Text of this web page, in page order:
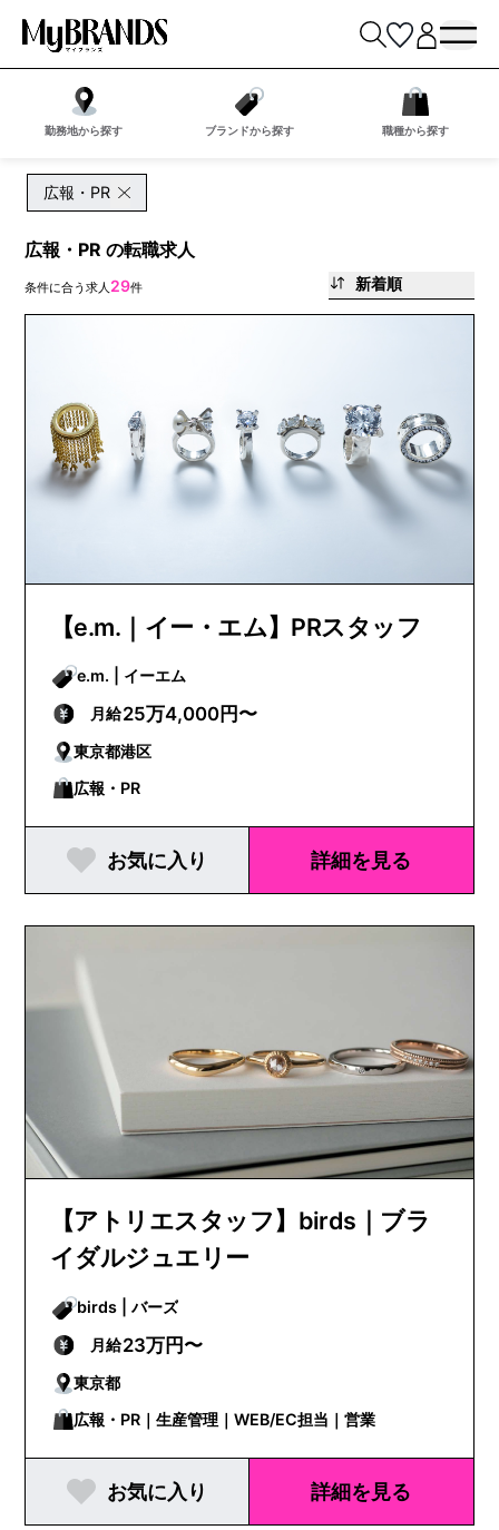
勤務地から探す ブランドから探す 職種から探す
広報・PR
広報・PR の転職求人
条件に合う求人 29件 新着順
【e.m.｜イー・エム】PRスタッフ
e.m. | イーエム
月給25万4,000円〜
東京都港区
広報・PR
お気に入り 詳細を見る
【アトリエスタッフ】birds｜ブラ
イダルジュエリー
birds | バーズ
月給23万円〜
東京都
広報・PR｜生産管理｜WEB/EC担当｜営業
お気に入り 詳細を見る